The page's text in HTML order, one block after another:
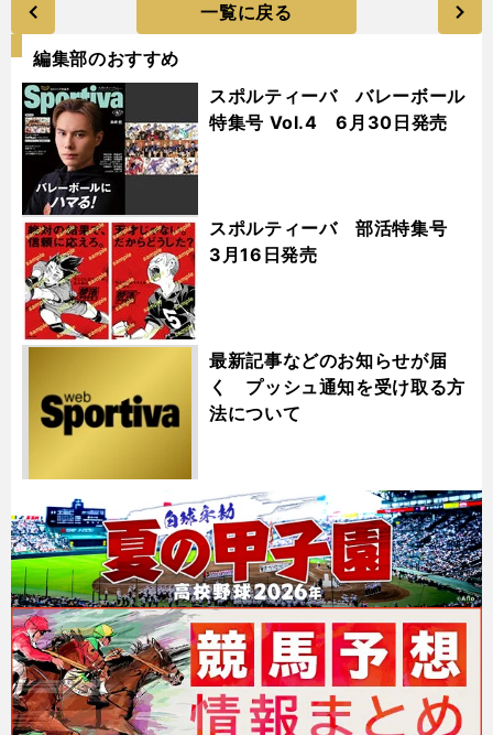
一覧に戻る
編集部のおすすめ
スポルティーバ バレーボール
特集号 Vol.4 6月30日発売
スポルティーバ 部活特集号
3月16日発売
最新記事などのお知らせが届
く プッシュ通知を受け取る方
法について